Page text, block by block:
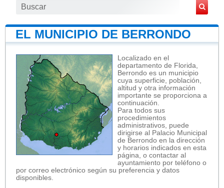
EL MUNICIPIO DE BERRONDO
Localizado en el
departamento de Florida,
Berrondo es un municipio
cuya superficie, población,
altitud y otra información
importante se proporciona a
continuación.
Para todos sus
procedimientos
administrativos, puede
dirigirse al Palacio Municipal
de Berrondo en la dirección
y horarios indicados en esta
página, o contactar al
ayuntamiento por teléfono o
por correo electrónico según su preferencia y datos
disponibles.